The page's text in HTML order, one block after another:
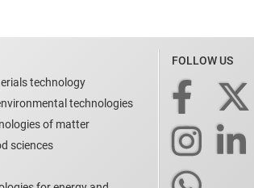
technology
technologies
of matter
sciences
FOLLOW US